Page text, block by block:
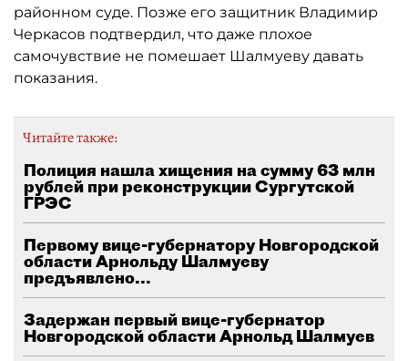
районном суде. Позже его защитник Владимир
Черкасов подтвердил, что даже плохое
самочувствие не помешает Шалмуеву давать
показания.
Читайте также:
Полиция нашла хищения на сумму 63 млн
рублей при реконструкции Сургутской
ГРЭС
Первому вице-губернатору Новгородской
области Арнольду Шалмуеву
предъявлено...
Задержан первый вице-губернатор
Новгородской области Арнольд Шалмуев